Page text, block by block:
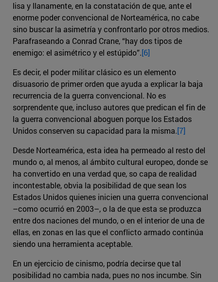
lisa y llanamente, en la constatación de que, ante el
enorme poder convencional de Norteamérica, no cabe
sino buscar la asimetría y confrontarlo por otros medios.
Parafraseando a Conrad Crane, “hay dos tipos de
enemigo: el asimétrico y el estúpido”.[6]
Es decir, el poder militar clásico es un elemento
disuasorio de primer orden que ayuda a explicar la baja
recurrencia de la guerra convencional. No es
sorprendente que, incluso autores que predican el fin de
la guerra convencional aboguen porque los Estados
Unidos conserven su capacidad para la misma.[7]
Desde Norteamérica, esta idea ha permeado al resto del
mundo o, al menos, al ámbito cultural europeo, donde se
ha convertido en una verdad que, so capa de realidad
incontestable, obvia la posibilidad de que sean los
Estados Unidos quienes inicien una guerra convencional
–como ocurrió en 2003–, o la de que esta se produzca
entre dos naciones del mundo, o en el interior de una de
ellas, en zonas en las que el conflicto armado continúa
siendo una herramienta aceptable.
En un ejercicio de cinismo, podría decirse que tal
posibilidad no cambia nada, pues no nos incumbe. Sin